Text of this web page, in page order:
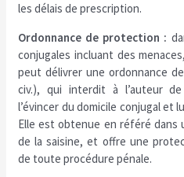
les délais de prescription.
Ordonnance de protection :
conjugales incluant des
peut délivrer une ordonnance
civ.), qui interdit à l’auteur
l’évincer du domicile conjugal et
Elle est obtenue en référé dans
de la saisine, et offre une
de toute procédure pénale.